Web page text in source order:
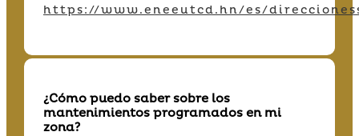
https://www.eneeutcd.hn/es/
¿Cómo puedo saber sobre los
mantenimientos programados en mi
zona?